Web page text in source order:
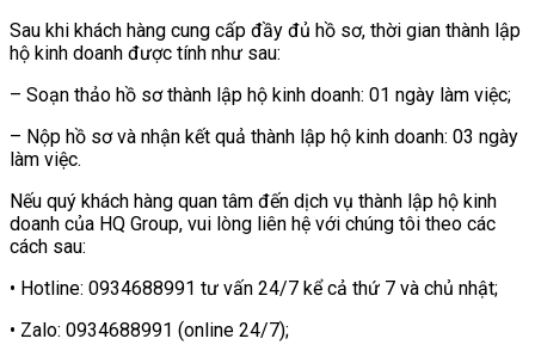
Sau khi khách hàng cung cấp đầy đủ hồ sơ, thời gian thành lập
hộ kinh doanh được tính như sau:
– Soạn thảo hồ sơ thành lập hộ kinh doanh: 01 ngày làm việc;
– Nộp hồ sơ và nhận kết quả thành lập hộ kinh doanh: 03 ngày
làm việc.
Nếu quý khách hàng quan tâm đến dịch vụ thành lập hộ kinh
doanh của HQ Group, vui lòng liên hệ với chúng tôi theo các
cách sau:
• Hotline: 0934688991 tư vấn 24/7 kể cả thứ 7 và chủ nhật;
• Zalo: 0934688991 (online 24/7);